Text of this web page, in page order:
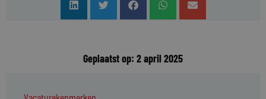
Geplaatst op: 2 april 2025